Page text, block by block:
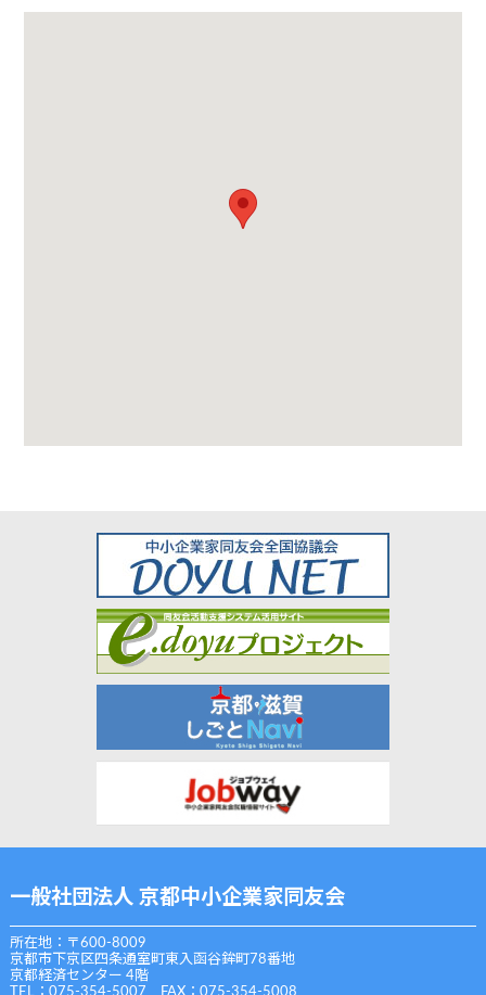
一般社団法人 京都中小企業家同友会
所在地：〒600-8009
京都市下京区四条通室町東入函谷鉾町78番地
京都経済センター 4階
TEL：075-354-5007 FAX：075-354-5008